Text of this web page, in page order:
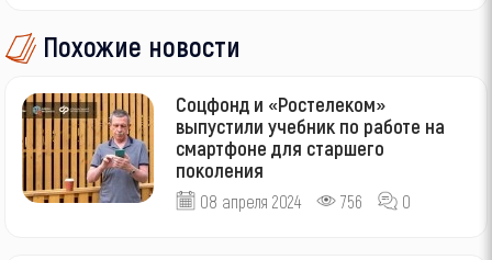
Похожие новости
Соцфонд и «Ростелеком»
выпустили учебник по работе на
смартфоне для старшего
поколения
08 апреля 2024 756 0